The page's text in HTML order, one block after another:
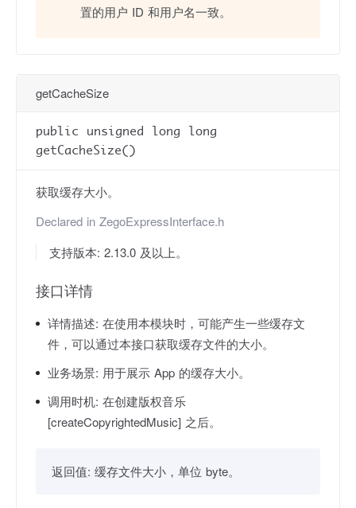
置的用户 ID 和用户名一致。
getCacheSize
public unsigned long long
getCacheSize()
获取缓存大小。
Declared in ZegoExpressInterface.h
支持版本: 2.13.0 及以上。
接口详情
详情描述: 在使用本模块时，可能产生一些缓存文
件，可以通过本接口获取缓存文件的大小。
业务场景: 用于展示 App 的缓存大小。
调用时机: 在创建版权音乐
[createCopyrightedMusic] 之后。
返回值: 缓存文件大小，单位 byte。